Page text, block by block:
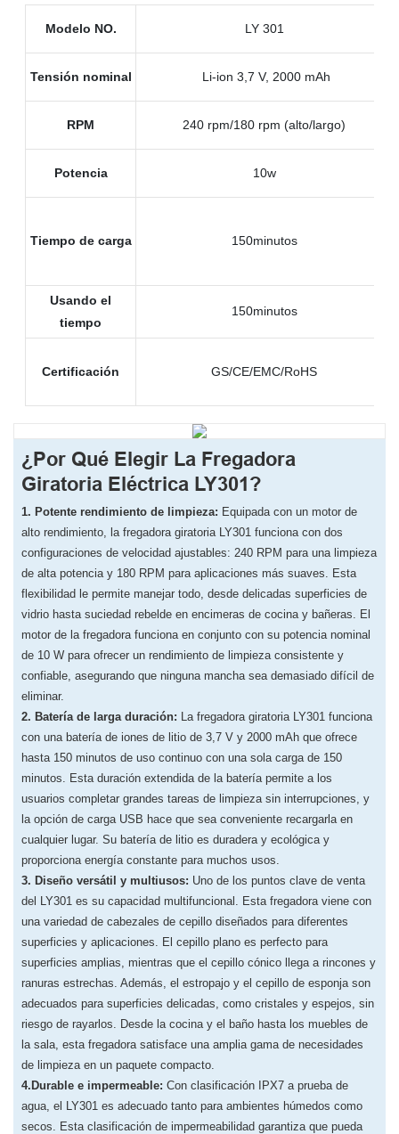
Modelo NO. LY 301
Tensión nominal Li-ion 3,7 V, 2000 mAh
RPM 240 rpm/180 rpm (alto/largo)
Potencia 10w
Tiempo de carga 150minutos
Usando el
tiempo
150minutos
Certificación GS/CE/EMC/RoHS
¿Por Qué Elegir La Fregadora
Giratoria Eléctrica LY301?
1. Potente rendimiento de limpieza: Equipada con un motor de
alto rendimiento, la fregadora giratoria LY301 funciona con dos
configuraciones de velocidad ajustables: 240 RPM para una limpieza
de alta potencia y 180 RPM para aplicaciones más suaves. Esta
flexibilidad le permite manejar todo, desde delicadas superficies de
vidrio hasta suciedad rebelde en encimeras de cocina y bañeras. El
motor de la fregadora funciona en conjunto con su potencia nominal
de 10 W para ofrecer un rendimiento de limpieza consistente y
confiable, asegurando que ninguna mancha sea demasiado difícil de
eliminar.
2. Batería de larga duración: La fregadora giratoria LY301 funciona
con una batería de iones de litio de 3,7 V y 2000 mAh que ofrece
hasta 150 minutos de uso continuo con una sola carga de 150
minutos. Esta duración extendida de la batería permite a los
usuarios completar grandes tareas de limpieza sin interrupciones, y
la opción de carga USB hace que sea conveniente recargarla en
cualquier lugar. Su batería de litio es duradera y ecológica y
proporciona energía constante para muchos usos.
3. Diseño versátil y multiusos: Uno de los puntos clave de venta
del LY301 es su capacidad multifuncional. Esta fregadora viene con
una variedad de cabezales de cepillo diseñados para diferentes
superficies y aplicaciones. El cepillo plano es perfecto para
superficies amplias, mientras que el cepillo cónico llega a rincones y
ranuras estrechas. Además, el estropajo y el cepillo de esponja son
adecuados para superficies delicadas, como cristales y espejos, sin
riesgo de rayarlos. Desde la cocina y el baño hasta los muebles de
la sala, esta fregadora satisface una amplia gama de necesidades
de limpieza en un paquete compacto.
4.Durable e impermeable: Con clasificación IPX7 a prueba de
agua, el LY301 es adecuado tanto para ambientes húmedos como
secos. Esta clasificación de impermeabilidad garantiza que pueda